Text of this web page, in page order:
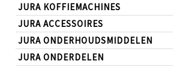
JURA KOFFIEMACHINES
JURA ACCESSOIRES
JURA ONDERHOUDSMIDDELEN
JURA ONDERDELEN